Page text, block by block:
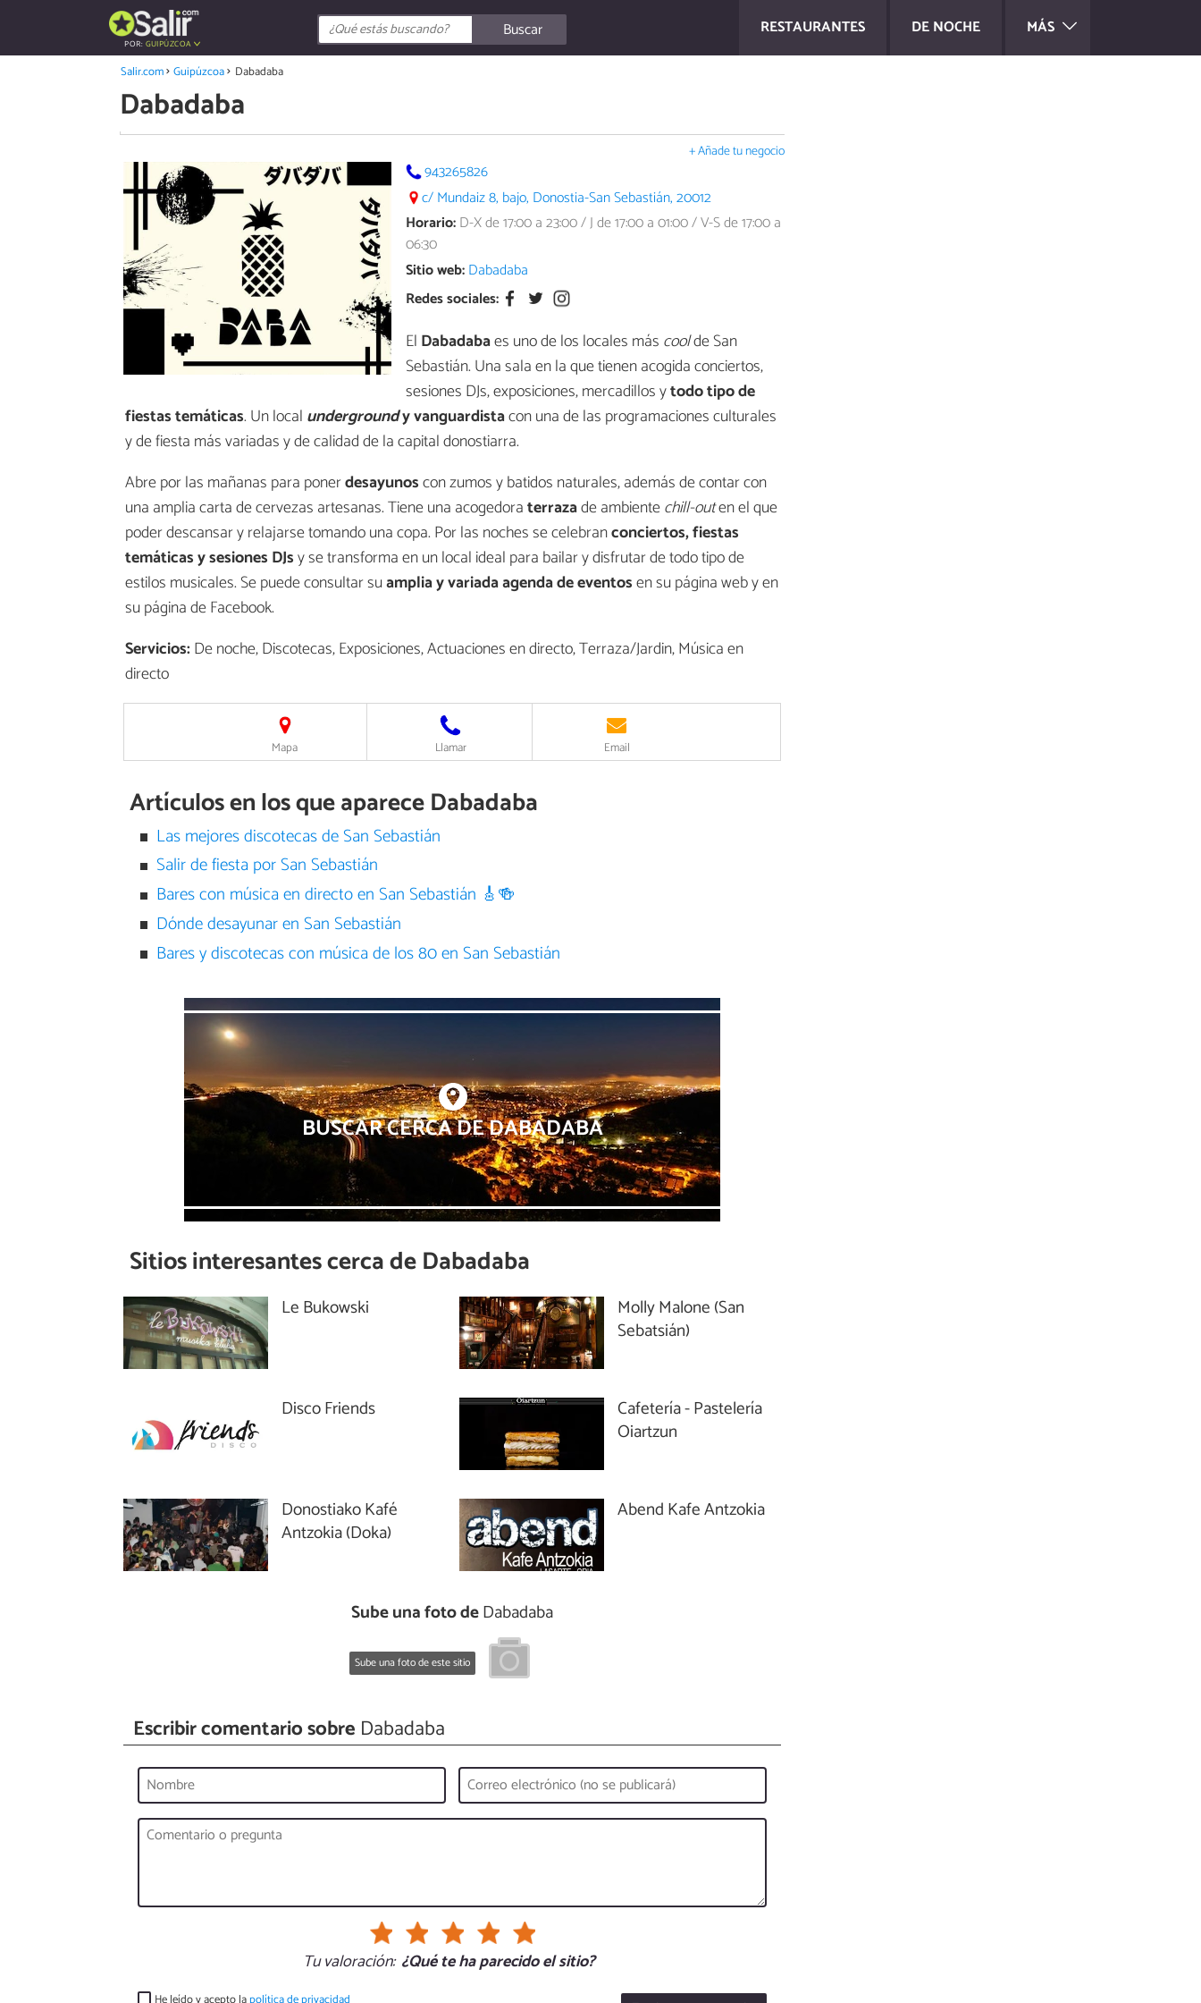
RESTAURANTES DE NOCHE MÁS
POR: GUIPÚZCOA
Buscar
Salir.com Guipúzcoa Dabadaba
Dabadaba
+ Añade tu negocio
943265826
c/ Mundaiz 8, bajo, Donostia-San Sebastián, 20012
Horario:D-X de 17:00 a 23:00 / J de 17:00 a 01:00 / V-S de 17:00 a
06:30
Sitio web:Dabadaba
Redes sociales:
El Dabadabaes uno de los locales más coolde San
Sebastián. Una sala en la que tienen acogida conciertos,
sesiones DJs, exposiciones, mercadillos ytodo tipo de
fiestas temáticas. Un local undergroundy vanguardistacon una de las programaciones culturales
y de fiesta más variadas y de calidad de la capital donostiarra.
Abre por las mañanas para ponerdesayunoscon zumos y batidos naturales, además de contar con
una amplia carta de cervezas artesanas. Tiene una acogedoraterrazade ambientechill-outen el que
poder descansar y relajarse tomando una copa. Por las noches se celebranconciertos, fiestas
temáticas y sesiones DJsy se transforma en un local ideal para bailar y disfrutar de todo tipo de
estilos musicales. Se puede consultar suamplia y variada agenda de eventosen su página web y en
su página de Facebook.
Servicios:De noche, Discotecas, Exposiciones, Actuaciones en directo, Terraza/Jardin, Música en
directo
Mapa Llamar Email
Artículos en los que aparece Dabadaba
Las mejores discotecas de San Sebastián
Salir de fiesta por San Sebastián
Bares con música en directo en San Sebastián 🎸🍻
Dónde desayunar en San Sebastián
Bares y discotecas con música de los 80 en San Sebastián
BUSCAR CERCA DE DABADABA
Sitios interesantes cerca deDabadaba
Le Bukowski
Molly Malone (San
Sebatsián)
Disco Friends
Cafetería - Pastelería
Oiartzun
Donostiako Kafé
Antzokia (Doka)
Abend Kafe Antzokia
Sube una foto deDabadaba
Sube una foto de este sitio
Escribir comentario sobre Dabadaba
Tu valoración: ¿Qué te ha parecido el sitio?